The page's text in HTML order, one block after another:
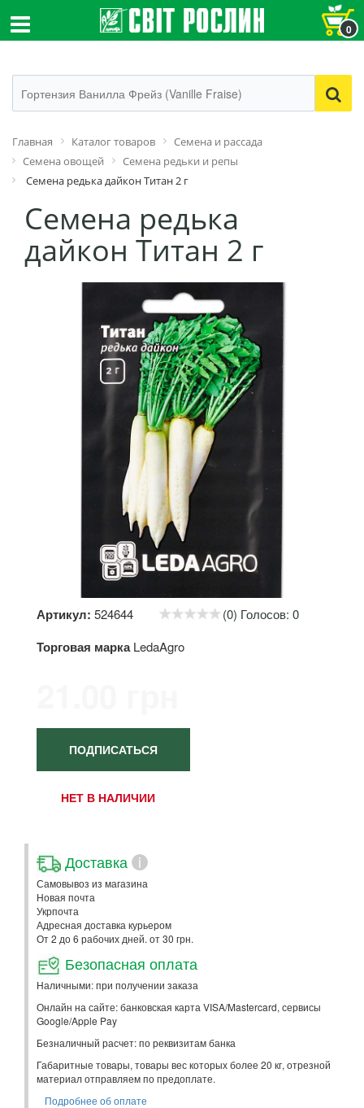
0
Главная Каталог товаров
Семена и рассада
Семена овощей
Семена редьки и репы
Семена редька дайкон Титан 2 г
Семена редька
дайкон Титан 2 г
Артикул: 524644 (0) Голосов: 0
Торговая марка LedaAgro
ПОДПИСАТЬСЯ
НЕТ В НАЛИЧИИ
Доставка i
Самовывоз из магазина
Новая почта
Укрпочта
Адресная доставка курьером
От 2 до 6 рабочих дней. от 30 грн.
Безопасная оплата
Наличными: при получении заказа
Онлайн на сайте: банковская карта VISA/Mastercard, сервисы
Google/Apple Pay
Безналичный расчет: по реквизитам банка
Габаритные товары, товары вес которых более 20 кг, отрезной
материал отправляем по предоплате.
Подробнее об оплате